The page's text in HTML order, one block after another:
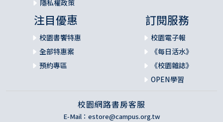
隱私權政策
注目優惠
校園書饗特惠
全部特惠案
預約專區
訂閱服務
校園電子報
《每日活水》
《校園雜誌》
OPEN學習
校園網路書房客服
E-Mail： estore@campus.org.tw